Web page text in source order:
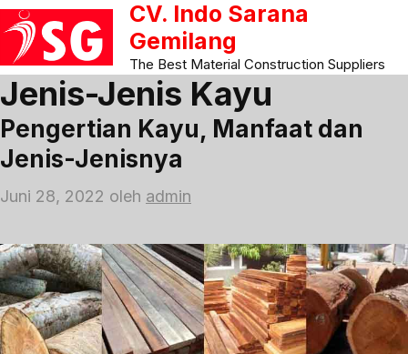
Langsung
ke
isi
CV. Indo Sarana
Gemilang
The Best Material Construction Suppliers
Jenis-Jenis Kayu
Pengertian Kayu, Manfaat dan
Jenis-Jenisnya
Juni 28, 2022 oleh admin